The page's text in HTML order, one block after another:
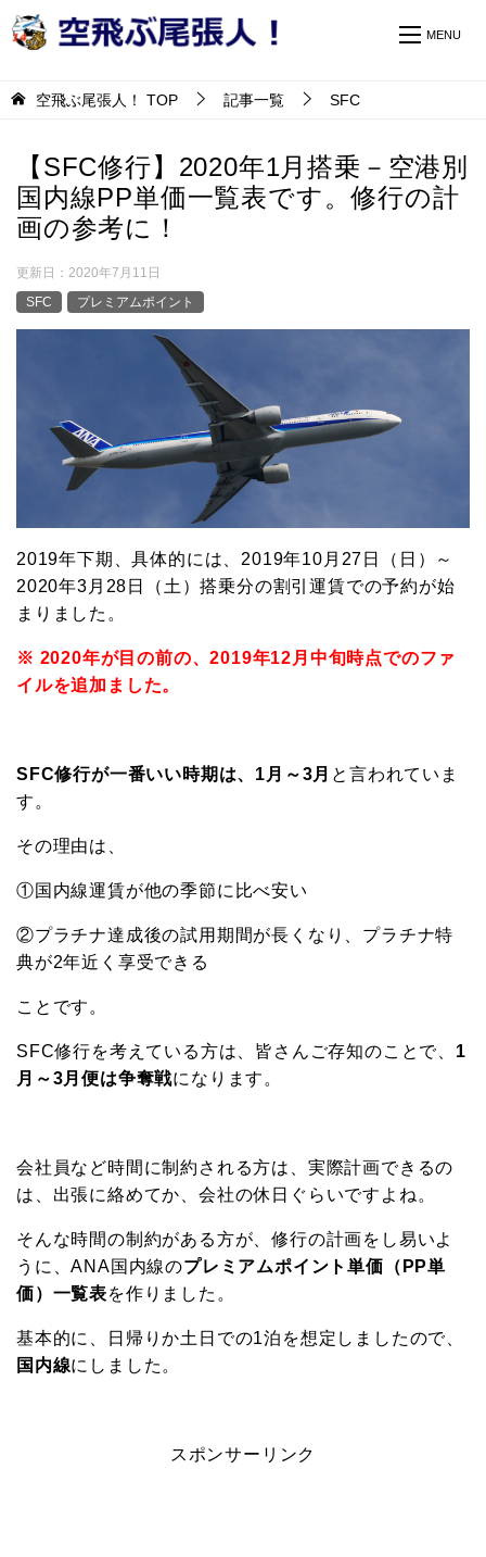
空飛ぶ尾張人！ TOP 記事一覧 SFC
【SFC修行】2020年1月搭乗－空港別
国内線PP単価一覧表です。修行の計
画の参考に！
更新日： 2020年7月11日
SFC
プレミアムポイント
2019年下期、具体的には、2019年10月27日（日）～
2020年3月28日（土）搭乗分の割引運賃での予約が始
まりました。
※ 2020年が目の前の、2019年12月中旬時点でのファ
イルを追加ました。
SFC修行が一番いい時期は、1月～3月 と言われていま
す。
その理由は、
①国内線運賃が他の季節に比べ安い
②プラチナ達成後の試用期間が長くなり、プラチナ特
典が2年近く享受できる
ことです。
SFC修行を考えている方は、皆さんご存知のことで、 1
月～3月便は争奪戦になります。
会社員など時間に制約される方は、実際計画できるの
は、出張に絡めてか、会社の休日ぐらいですよね。
そんな時間の制約がある方が、修行の計画をし易いよ
うに、ANA国内線のプレミアムポイント単価（PP単
価）一覧表を作りました。
基本的に、日帰りか土日での1泊を想定しましたので、
国内線にしました。
スポンサーリンク